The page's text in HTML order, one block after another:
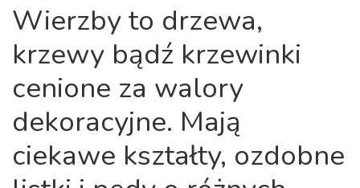
Wierzby to drzewa,
krzewy bądź krzewinki
cenione za walory
dekoracyjne. Mają
ciekawe kształty, ozdobne